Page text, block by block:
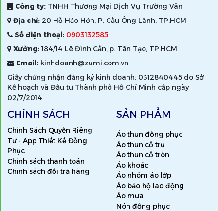
Công ty: TNHH Thương Mại Dịch Vụ Trường Vân
Địa chỉ: 20 Hồ Hảo Hớn, P. Cầu Ông Lãnh, TP.HCM
Số điện thoại: 0903132585
Xưởng:184/14 Lê Đình Cẩn, p. Tân Tạo, TP.HCM
Email: kinhdoanh@zumi.com.vn
Giấy chứng nhận đăng ký kinh doanh: 0312840445 do Sở
Kế hoạch và Đầu tư Thành phố Hồ Chí Minh cấp ngày
02/7/2014
CHÍNH SÁCH
Chính Sách Quyền Riêng
Tư - App Thiết Kế Đồng
Phục
Chính sách thanh toán
Chính sách đổi trả hàng
SẢN PHẨM
Áo thun đồng phục
Áo thun cổ trụ
Áo thun cổ tròn
Áo khoác
Áo nhóm áo lớp
Áo bảo hộ lao động
Áo mưa
Nón đồng phục